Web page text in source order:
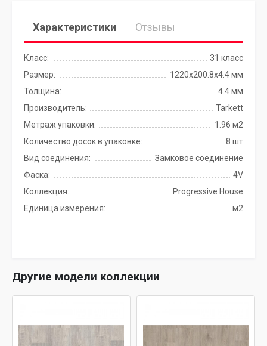
Характеристики Отзывы
Класс:
31 класс
Размер:
1220x200.8х4.4 мм
Толщина:
4.4 мм
Производитель:
Tarkett
Метраж упаковки:
1.96 м2
Количество досок в упаковке:
8 шт
Вид соединения:
Замковое соединение
Фаска:
4V
Коллекция:
Progressive House
Единица измерения:
м2
Другие модели коллекции